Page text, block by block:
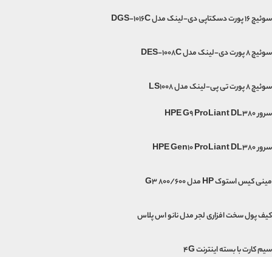
سوئیچ 16 پورت دسکتاپی دی-لینک مدل DGS-1016C
سوئیچ 8 پورت دی-لینک مدل DES-1008C
سوئیچ ۸ پورت تی پی-لینک مدل LS1008
سرور HPE G9 ProLiant DL380
سرور HPE Gen10 ProLiant DL380
مینی‌ کیس استوک HP مدل G3 800/600
کیف پول سخت افزاری لجر مدل نانو اس پلاس
سیم کارت با بسته اینترنت 4G